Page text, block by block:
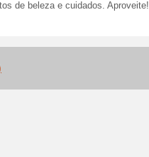
de beleza e cuidados. Aproveite!